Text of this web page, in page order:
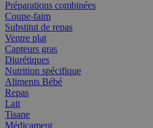
Préparations combinées
Coupe-faim
Substitut de repas
Ventre plat
Capteurs gras
Diurétiques
Nutrition spécifique
Aliments Bébé
Repas
Lait
Tisane
Médicament